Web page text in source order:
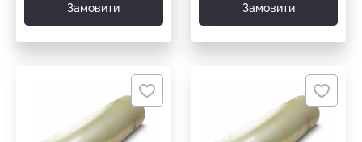
Замовити Замовити